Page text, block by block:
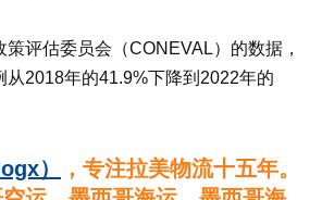
评估委员会（CONEVAL）的数据，
从2018年的41.9%下降到2022年的
）
，专注拉美物流十五年。